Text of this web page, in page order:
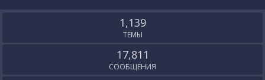
S
1,139
ТЕМЫ
17,811
СООБЩЕНИЯ